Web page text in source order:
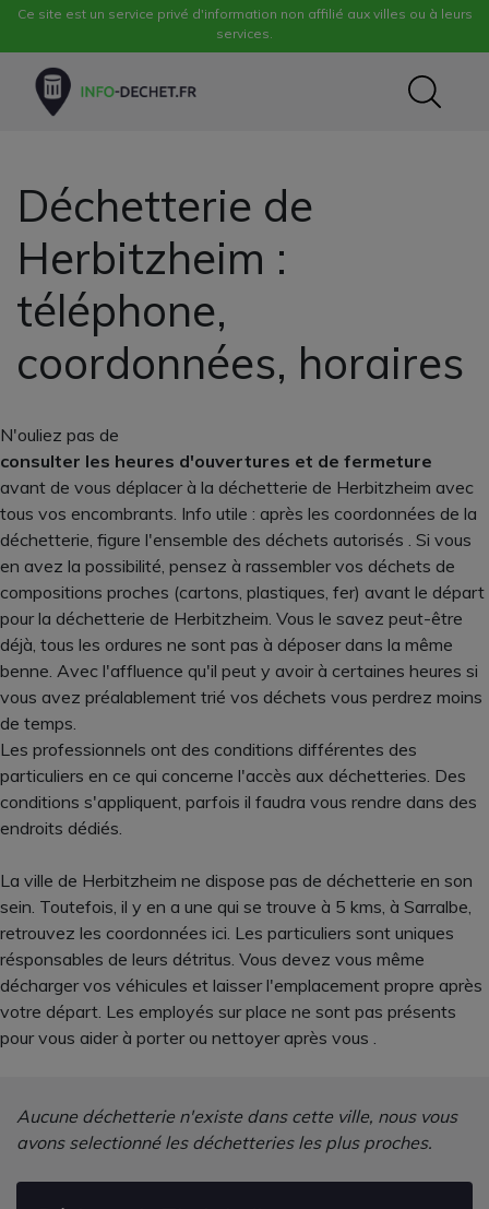
Ce site est un service privé d'information non affilié aux villes ou à leurs
services.
Déchetterie de
Herbitzheim :
téléphone,
coordonnées, horaires
N'ouliez pas de
consulter les heures d'ouvertures et de fermeture
avant de vous déplacer à la déchetterie de Herbitzheim avec
tous vos encombrants. Info utile : après les coordonnées de la
déchetterie, figure l'ensemble des déchets autorisés . Si vous
en avez la possibilité, pensez à rassembler vos déchets de
compositions proches (cartons, plastiques, fer) avant le départ
pour la déchetterie de Herbitzheim. Vous le savez peut-être
déjà, tous les ordures ne sont pas à déposer dans la même
benne. Avec l'affluence qu'il peut y avoir à certaines heures si
vous avez préalablement trié vos déchets vous perdrez moins
de temps.
Les professionnels ont des conditions différentes des
particuliers en ce qui concerne l'accès aux déchetteries. Des
conditions s'appliquent, parfois il faudra vous rendre dans des
endroits dédiés.
La ville de Herbitzheim ne dispose pas de déchetterie en son
sein. Toutefois, il y en a une qui se trouve à 5 kms, à Sarralbe,
retrouvez les coordonnées ici. Les particuliers sont uniques
résponsables de leurs détritus. Vous devez vous même
décharger vos véhicules et laisser l'emplacement propre après
votre départ. Les employés sur place ne sont pas présents
pour vous aider à porter ou nettoyer après vous .
Aucune déchetterie n'existe dans cette ville, nous vous
avons selectionné les déchetteries les plus proches.